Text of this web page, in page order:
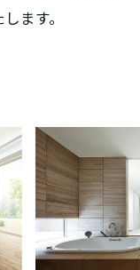
ます。